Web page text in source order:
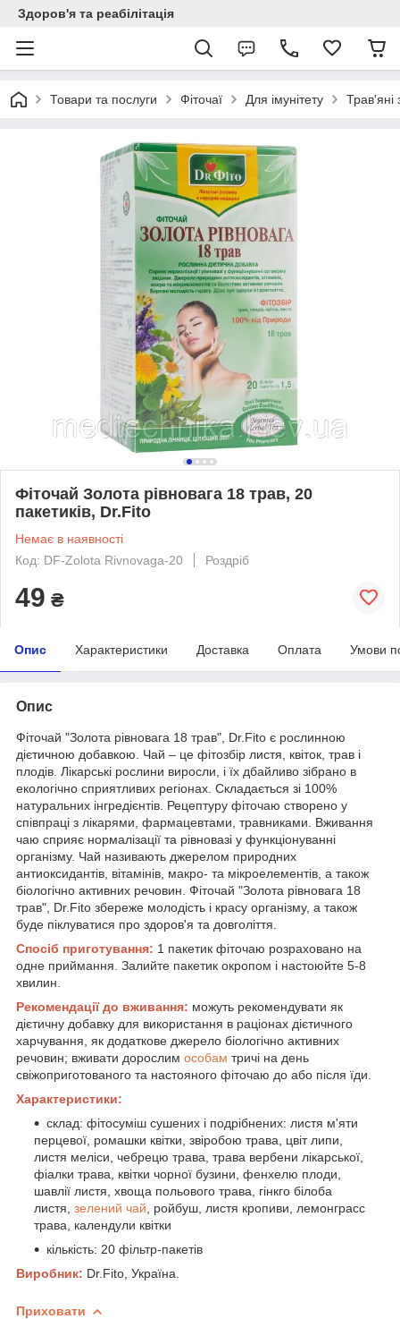
Здоров'я та реабілітація
Товари та послуги Фіточаї Для імунітету Трав'яні
Фіточай Золота рівновага 18 трав, 20
пакетиків, Dr.Fito
Немає в наявності
Код: DF-Zolota Rivnovaga-20
Роздріб
49 ₴
Опис Характеристики Доставка Оплата Умови
Опис
Фіточай "Золота рівновага 18 трав", Dr.Fito є рослинною
дієтичною добавкою. Чай – це фітозбір листя, квіток, трав і
плодів. Лікарські рослини виросли, і їх дбайливо зібрано в
екологічно сприятливих регіонах. Складається зі 100%
натуральних інгредієнтів. Рецептуру фіточаю створено у
співпраці з лікарями, фармацевтами, травниками. Вживання
чаю сприяє нормалізації та рівновазі у функціонуванні
організму. Чай називають джерелом природних
антиоксидантів, вітамінів, макро- та мікроелементів, а також
біологічно активних речовин. Фіточай "Золота рівновага 18
трав", Dr.Fito збереже молодість і красу організму, а також
буде піклуватися про здоров'я та довголіття.
Спосіб приготування: 1 пакетик фіточаю розраховано на
одне приймання. Залийте пакетик окропом і настоюйте 5-8
хвилин.
Рекомендації до вживання: можуть рекомендувати як
дієтичну добавку для використання в раціонах дієтичного
харчування, як додаткове джерело біологічно активних
речовин; вживати дорослим особам тричі на день
свіжоприготованого та настояного фіточаю до або після їди.
Характеристики:
склад: фітосуміш сушених і подрібнених: листя м'яти
перцевої, ромашки квітки, звіробою трава, цвіт липи,
листя меліси, чебрецю трава, трава вербени лікарської,
фіалки трава, квітки чорної бузини, фенхелю плоди,
шавлії листя, хвоща польового трава, гінкго білоба
листя, зелений чай , ройбуш, листя кропиви, лемонграсс
трава, календули квітки
кількість: 20 фільтр-пакетів
Виробник: Dr.Fito, Україна.
Приховати